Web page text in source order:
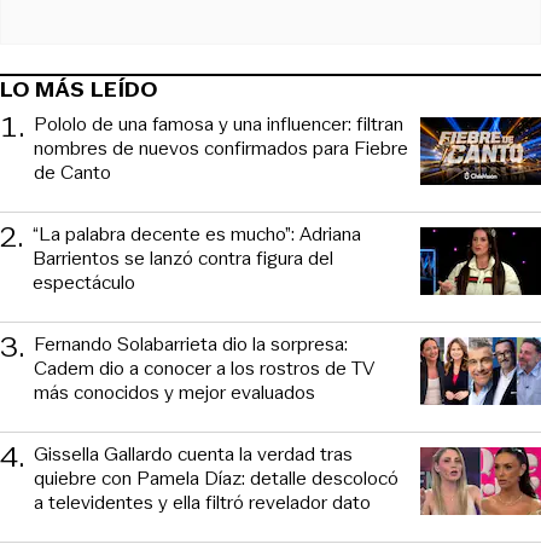
LO MÁS LEÍDO
1. Pololo de una famosa y una influencer: filtran
nombres de nuevos confirmados para Fiebre
de Canto
2. “La palabra decente es mucho”: Adriana
Barrientos se lanzó contra figura del
espectáculo
3. Fernando Solabarrieta dio la sorpresa:
Cadem dio a conocer a los rostros de TV
más conocidos y mejor evaluados
4. Gissella Gallardo cuenta la verdad tras
quiebre con Pamela Díaz: detalle descolocó
a televidentes y ella filtró revelador dato